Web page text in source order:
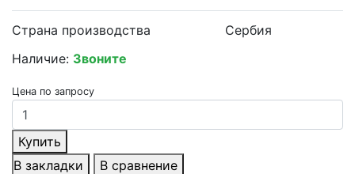
Страна производства
Сербия
Наличие: Звоните
Цена по запросу
Купить
В закладки
В сравнение